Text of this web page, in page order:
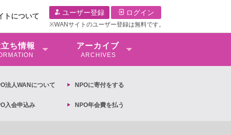
トについて ユーザー登録 ログイン
※WANサイトのユーザー登録は無料です。
ち情報 アーカイブ
ARCHIVES
法⼈WANについて NPOに寄付をする
入会申込み NPO年会費を払う
抗議文 ◆女性差別撤廃条約実現アクション 亀永能布子